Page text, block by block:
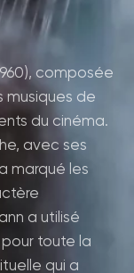
composée
musiques de
du cinéma.
avec ses
marqué les
a utilisé
toute la
qui a